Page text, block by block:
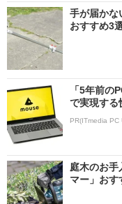
手が届かな
おすすめ3
「5年前の
で実現する
PR(ITmedia PC
庭木のお
マー」おす